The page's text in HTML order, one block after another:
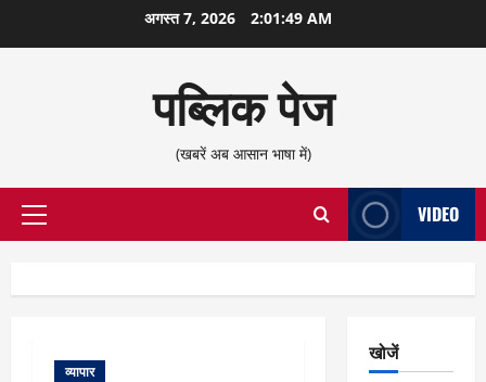
सामग्री
अगस्त 7, 2026 2:01:50 AM
पब्लिक पेज
(खबरें अब आसान भाषा में)
प्राथमिक
VIDEO
व्यापार
खोजें